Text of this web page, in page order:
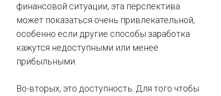
финансовой ситуации, эта перспектива
может показаться очень привлекательной,
особенно если другие способы заработка
кажутся недоступными или менее
прибыльными.
Во-вторых, это доступность. Для того чтобы